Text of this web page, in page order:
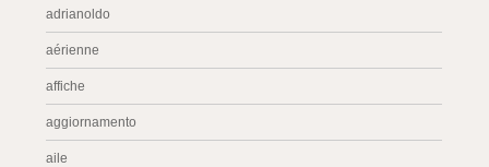
adrianoldo
aérienne
affiche
aggiornamento
aile